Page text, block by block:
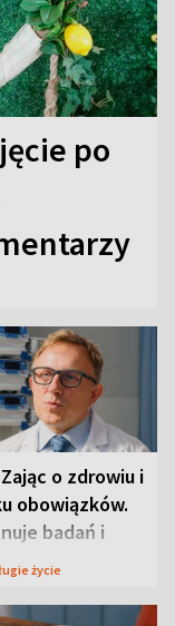
po
o zdrowiu i
obowiązków.
badań i
życie